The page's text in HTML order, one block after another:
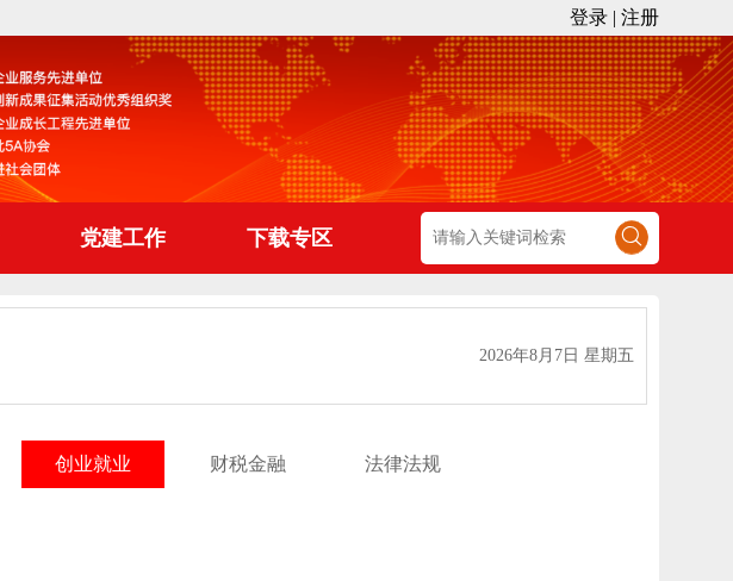
登录 | 注册
党建工作 下载专区
2026年8月7日 星期五
创业就业 财税金融 法律法规